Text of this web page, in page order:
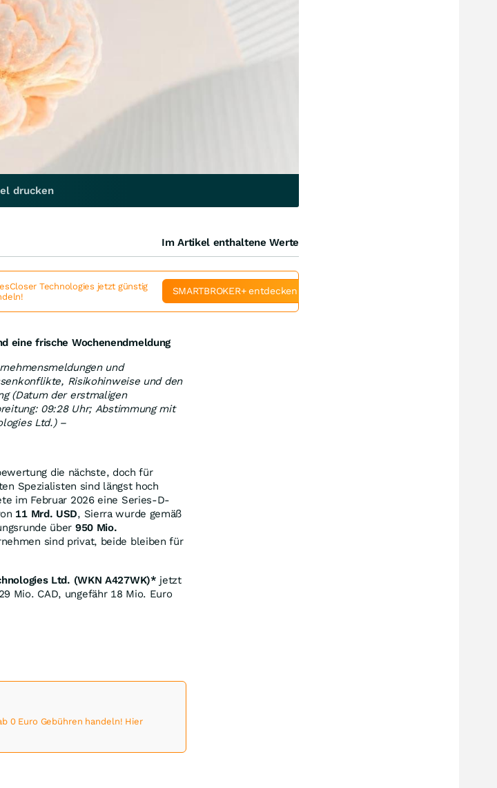
eine frische Wochenendmeldung
und
Risikohinweise und den
(Datum der erstmaligen
09:28 Uhr; Abstimmung mit
Ltd.) –
die nächste, doch für
Spezialisten sind längst hoch
im Februar 2026 eine Series-D-
11 Mrd. USD, Sierra wurde gemäß
über 950 Mio.
sind privat, beide bleiben für
Ltd. (WKN A427WK)* jetzt
Mio. CAD, ungefähr 18 Mio. Euro
0 Euro Gebühren handeln! Hier
drucken
Im Artikel enthaltene Werte
Technologies jetzt günstig
SMARTBROKER+ entdecken